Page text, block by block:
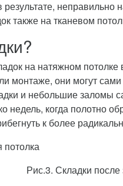
результате,
также на тканевом
на натяжном
монтаже, они могут
и небольшие заломы
недель, когда полотно
к более
Рис.3. Складки после